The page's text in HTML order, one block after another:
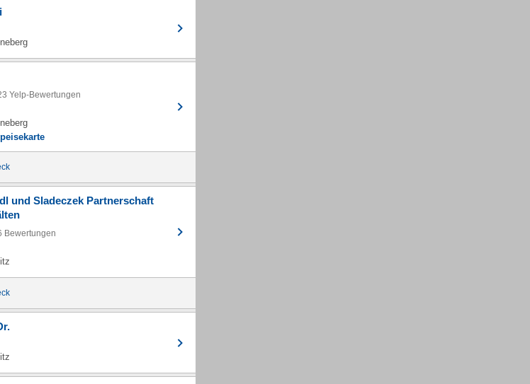
Yelp-Bewertungen
und Sladeczek Partnerschaft
Bewertungen